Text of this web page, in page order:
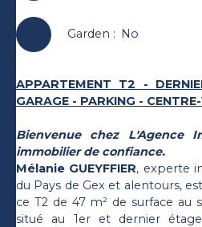
Garden : No
APPARTEMENT T2 -
GARAGE - PARKING -
Bienvenue chez L'Agence
immobilier de confiance.
Mélanie GUEYFFIER, experte
du Pays de Gex et alentours,
ce T2 de 47 m² de surface au
situé au 1er et dernier étage